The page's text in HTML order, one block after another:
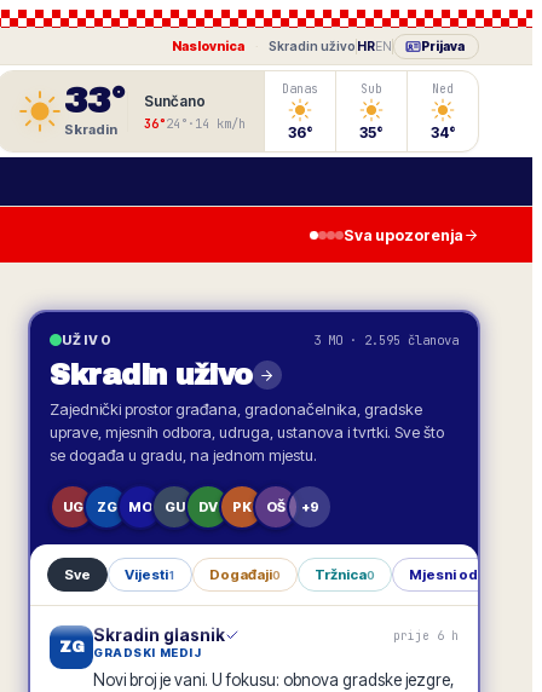
Naslovnica Skradin uživo HREN Prijava
33°
Skradin
Sunčano
36°24 ° · 14 km/h
Danas
36°
Sub
35°
Ned
34°
Sva upozorenja
UŽIVO 3 MO · 2.595 članova
Skradinuživo
Zajednički prostor građana, gradonačelnika, gradske
uprave, mjesnih odbora, udruga, ustanova i tvrtki. Sve što
se događa u gradu, na jednom mjestu.
UG ZG MO GU DV PK OŠ +9
Sve Vijesti1 Događaji0 Tržnica0 Mjesni odbori
ZG
Skradin glasnik prije 6 h
GRADSKI MEDIJ
Novi broj je vani. U fokusu: obnova gradske jezgre,